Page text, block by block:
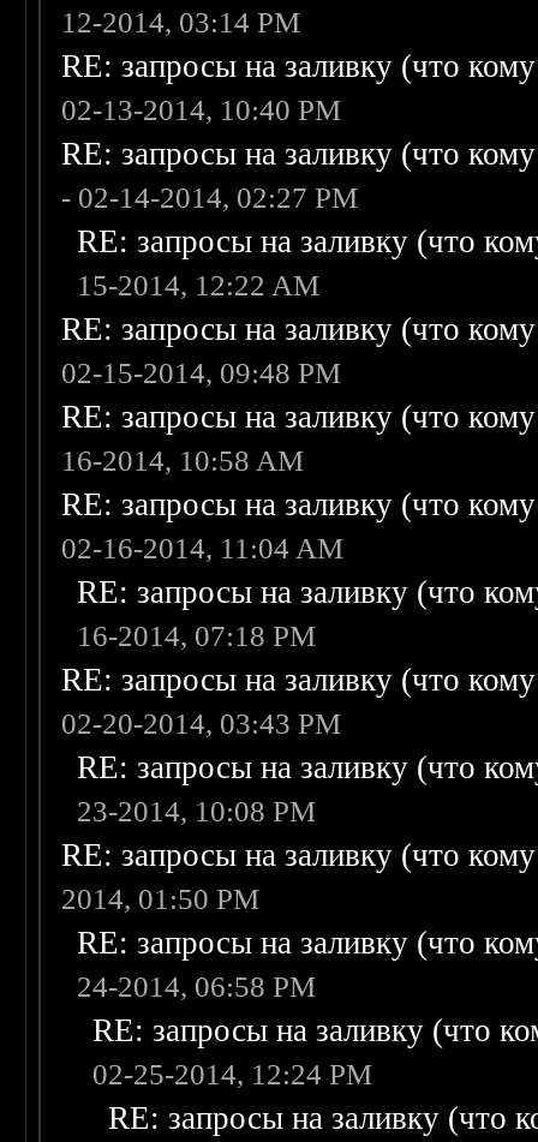
12-2014, 03:14 PM
RE: запросы на заливку (что
02-13-2014, 10:40 PM
RE: запросы на заливку (что
- 02-14-2014, 02:27 PM
RE: запросы на заливку (что
15-2014, 12:22 AM
RE: запросы на заливку (что
02-15-2014, 09:48 PM
RE: запросы на заливку (что
16-2014, 10:58 AM
RE: запросы на заливку (что
02-16-2014, 11:04 AM
RE: запросы на заливку (что
16-2014, 07:18 PM
RE: запросы на заливку (что
02-20-2014, 03:43 PM
RE: запросы на заливку (что
23-2014, 10:08 PM
RE: запросы на заливку (что
2014, 01:50 PM
RE: запросы на заливку (что
24-2014, 06:58 PM
RE: запросы на заливку (что
02-25-2014, 12:24 PM
RE: запросы на заливку (что